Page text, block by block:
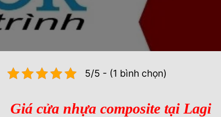
5/5 - (1 bình chọn)
Giá cửa nhựa composite tại Lagi